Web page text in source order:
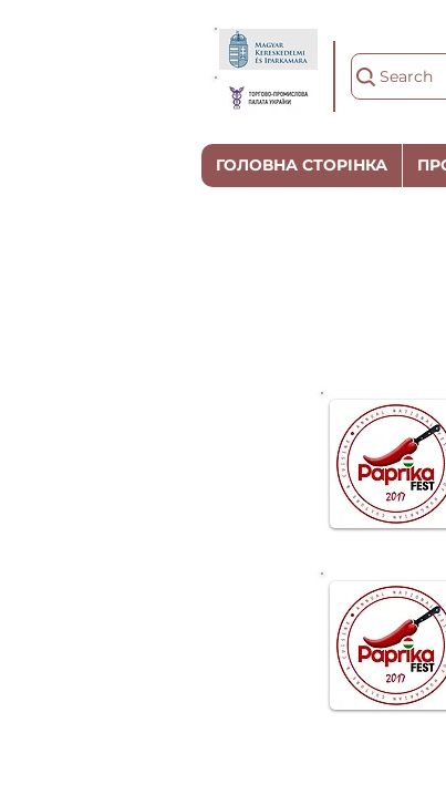
Search
ГОЛОВНА СТОРІНКА